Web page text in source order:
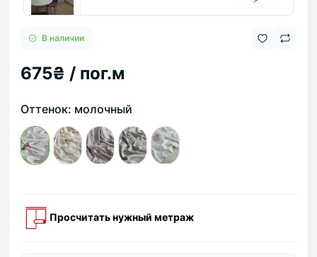
В наличии
675₴ / пог.м
Оттенок: молочный
Просчитать нужный метраж